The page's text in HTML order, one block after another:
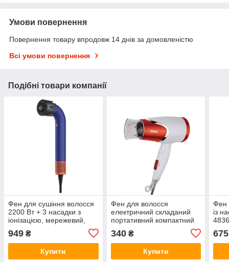
Умови повернення
Повернення товару впродовж 14 днів за домовленістю
Всі умови повернення
Подібні товари компанії
Фен для сушіння волосся
2200 Вт + 3 насадки з
іонізацією, мережевий,
949 ₴
Купити
Фен для волосся
електричний складаний
портативний компактний
Червоний
340₴
Купити
Фен
із
675